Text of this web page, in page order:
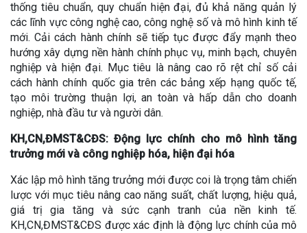
thống tiêu chuẩn, quy chuẩn hiện đại, đủ khả năng quản lý
các lĩnh vực công nghệ cao, công nghệ số và mô hình kinh tế
mới. Cải cách hành chính sẽ tiếp tục được đẩy mạnh theo
hướng xây dựng nền hành chính phục vụ, minh bạch, chuyên
nghiệp và hiện đại. Mục tiêu là nâng cao rõ rệt chỉ số cải
cách hành chính quốc gia trên các bảng xếp hạng quốc tế,
tạo môi trường thuận lợi, an toàn và hấp dẫn cho doanh
nghiệp, nhà đầu tư và người dân.
KH,CN,ĐMST&CĐS: Động lực chính cho mô hình tăng
trưởng mới và công nghiệp hóa, hiện đại hóa
Xác lập mô hình tăng trưởng mới được coi là trọng tâm chiến
lược với mục tiêu nâng cao năng suất, chất lượng, hiệu quả,
giá trị gia tăng và sức cạnh tranh của nền kinh tế.
KH,CN,ĐMST&CĐS được xác định là động lực chính của mô